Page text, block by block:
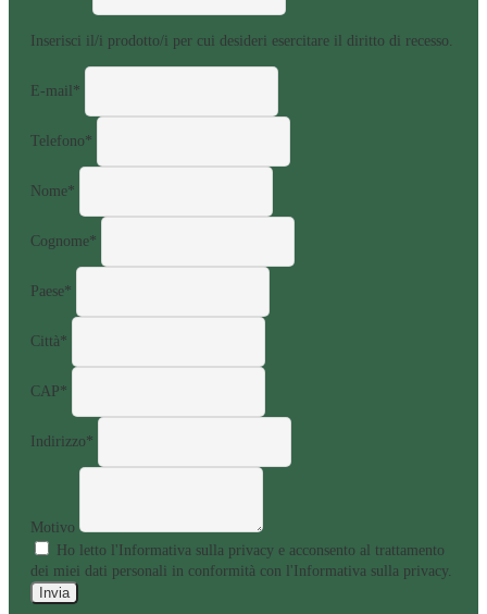
Inserisci il/i prodotto/i per cui desideri esercitare il diritto di recesso.
E-mail*
Telefono*
Nome*
Cognome*
Paese*
Città*
CAP*
Indirizzo*
Motivo
Ho letto l'Informativa sulla privacy e acconsento al trattamento
dei miei dati personali in conformità con l'Informativa sulla privacy.
Invia